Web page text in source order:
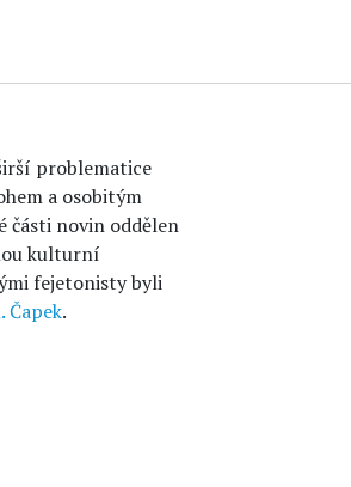
problematice
a osobitým
části novin oddělen
kulturní
fejetonisty byli
Čapek.